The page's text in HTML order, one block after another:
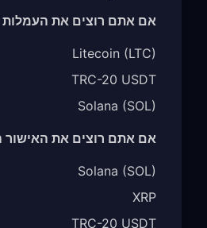
אם אתם רוצים את העמלות
Litecoin (LTC)
TRC-20 USDT
Solana (SOL)
אם אתם רוצים את האישור
Solana (SOL)
XRP
TRC-20 USDT